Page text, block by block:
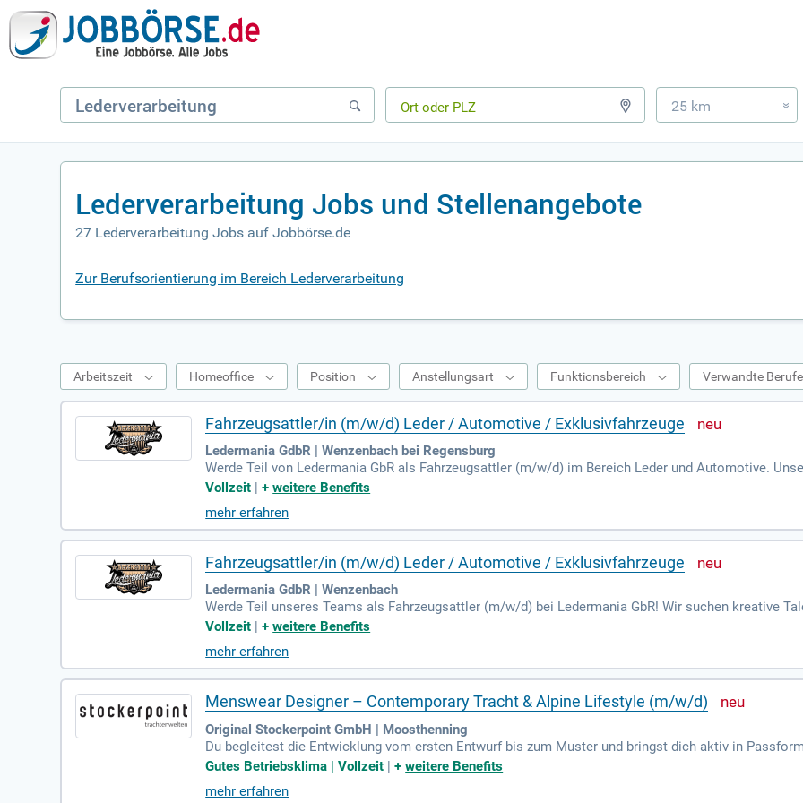
25 km »
Lederverarbeitung Jobs und Stellenangebote
27 Lederverarbeitung Jobs auf Jobbörse.de
Zur Berufsorientierung im Bereich Lederverarbeitung
Arbeitszeit Homeoffice Position Anstellungsart Funktionsbereich Verwandte Berufe
Fahrzeugsattler/in (m/w/d) Leder / Automotive / Exklusivfahrzeuge
Ledermania GdbR | Wenzenbach bei Regensburg
Werde Teil von Ledermania GbR als Fahrzeugsattler (m/w/d) im Bereich Leder und Automotive.
h auf hochwertige Lederverarbeitung und individuelle Innenausstattungen. Hier arbeitest du an
deine Fähigkeiten entfalten und stolz auf deine Arbeit sein. Wenn du Qualität und Handwerkskunst
Vollzeit |+weitere Benefits
mehr erfahren
Fahrzeugsattler/in (m/w/d) Leder / Automotive / Exklusivfahrzeuge
Ledermania GdbR | Wenzenbach
Werde Teil unseres Teams als Fahrzeugsattler (m/w/d) bei Ledermania GbR! Wir suchen kreative
Automotive-Bereich. In einem kleinen, engagierten Team arbeitest du an einzigartigen Projekten, die
isterwerke zu schaffen, bist du bei uns genau richtig. Bewirb dich jetzt und zeige dein Können für
e auf Step Stone.de bit.ly/4w2X7RC APCT1_DE.
Vollzeit |+weitere Benefits
mehr erfahren
Menswear Designer – Contemporary Tracht & Alpine Lifestyle (m/w/d)
Original Stockerpoint GmbH | Moosthenning
Du begleitest die Entwicklung vom ersten Entwurf bis zum Muster und bringst dich aktiv in
ails ein.
Gutes Betriebsklima | Vollzeit |+weitere Benefits
mehr erfahren